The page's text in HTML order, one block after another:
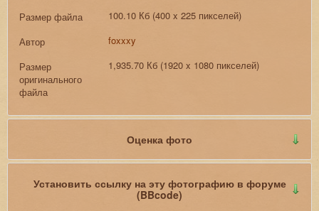
Размер файла
100.10 Кб (400 x 225 пикселей)
Автор
foxxxy
Размер
оригинального
файла
1,935.70 Кб (1920 x 1080 пикселей)
Оценка фото
Установить ссылку на эту фотографию в форуме
(BBcode)